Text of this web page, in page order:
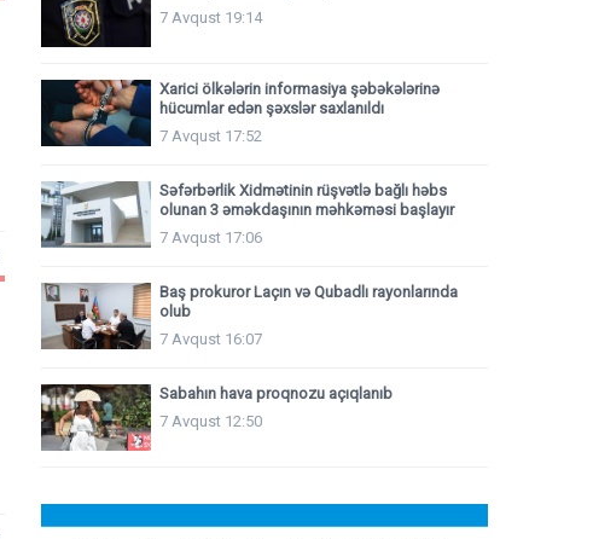
7 Avqust 19:14
Xarici ölkələrin informasiya şəbəkələrinə
hücumlar edən şəxslər saxlanıldı
7 Avqust 17:52
Səfərbərlik Xidmətinin rüşvətlə bağlı həbs
olunan 3 əməkdaşının məhkəməsi başlayır
7 Avqust 17:06
Baş prokuror Laçın və Qubadlı rayonlarında
olub
7 Avqust 16:07
Sabahın hava proqnozu açıqlanıb
7 Avqust 12:50